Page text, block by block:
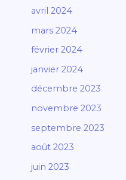
avril 2024
mars 2024
février 2024
janvier 2024
décembre 2023
novembre 2023
septembre 2023
août 2023
juin 2023